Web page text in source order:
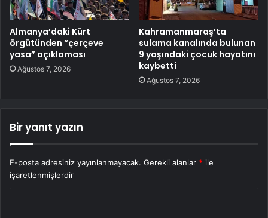
Almanya’daki Kürt
örgütünden “çerçeve
yasa” açıklaması
Ağustos 7, 2026
Kahramanmaraş’ta
sulama kanalında bulunan
9 yaşındaki çocuk hayatını
kaybetti
Ağustos 7, 2026
Bir yanıt yazın
E-posta adresiniz yayınlanmayacak. Gerekli alanlar * ile
işaretlenmişlerdir